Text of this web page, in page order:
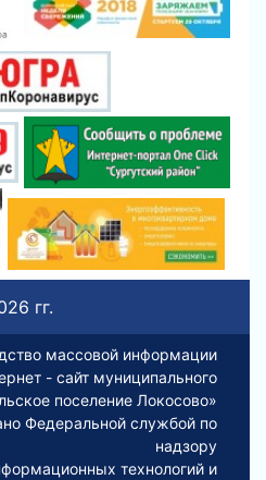
гг.
массовой информации
- сайт муниципального
поселение Локосово»
Федеральной службой по
надзору
технологий и